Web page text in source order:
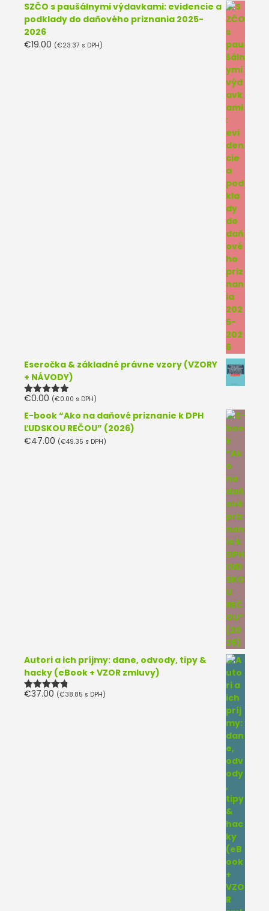
SZČO s paušálnymi výdavkami: evidencie a
podklady do daňového priznania 2025-
2026
€19.00 (€23.37 s DPH)
Eseročka & základné právne vzory (VZORY
+ NÁVODY)
Hodnotenie
€0.00 (€0.00 s DPH)
E-book “Ako na daňové priznanie k DPH
ĽUDSKOU REČOU” (2026)
€47.00 (€49.35 s DPH)
Autori a ich príjmy: dane, odvody, tipy &
hacky (eBook + VZOR zmluvy)
Hodnotenie
€37.00 (€38.85 s DPH)